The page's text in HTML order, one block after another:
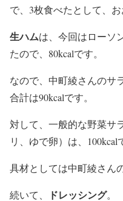
で、 3枚食べたとして、お
生ハムは、今回はローソ
たので、 80kcalです。
なので、 中町綾さんのサ
合計は90kcalです。
対して、 一般的な野菜サ
リ、ゆで卵）は、 100kcal
具材としては中町綾さん
続いて、 ドレッシング。